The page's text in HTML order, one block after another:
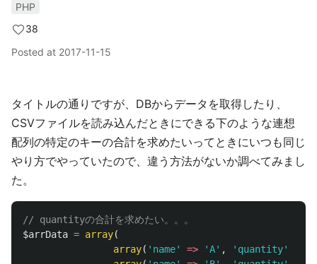
PHP
38
Posted at 2017-11-15
タイトルの通りですが、DBからデータを取得したり、
CSVファイルを読み込んだときにできる下のような連想
配列の特定のキーの合計を求めたいってときにいつも同じ
やり方でやっていたので、違う方法がないか調べてみまし
た。
// quantityの合計を求めたい。。。
$arrData = array(
array( 'name' => 'A' , 'quantity'